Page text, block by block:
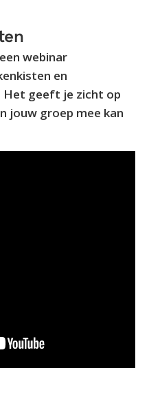
webinar
en
Het geeft je zicht op
jouw groep mee kan